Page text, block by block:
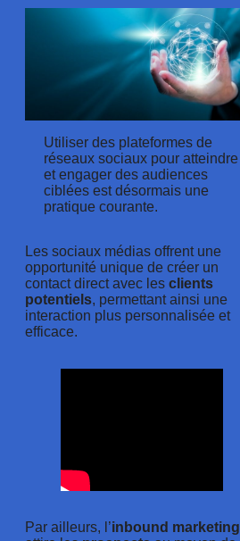
Utiliser des plateformes de
réseaux sociaux pour atteindre
et engager des audiences
ciblées est désormais une
pratique courante.
Les sociaux médias offrent une
opportunité unique de créer un
contact direct avec les clients
potentiels, permettant ainsi une
interaction plus personnalisée et
efficace.
Par ailleurs, l’inbound marketing